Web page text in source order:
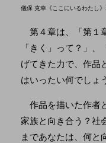
儀保 克幸《ここにいるわたし
第４章は、「第１
「きく」って？」
げてきた力で、作品
はいったい何でしょ
作品を描いた作者
家族と向き合う？社
まであなたは、何と